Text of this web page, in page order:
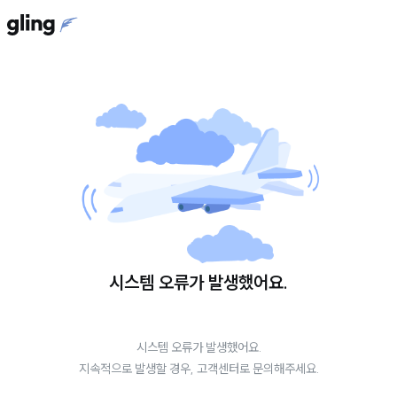
시스템 오류가 발생했어요.
시스템 오류가 발생했어요.
지속적으로 발생할 경우, 고객센터로 문의해주세요.